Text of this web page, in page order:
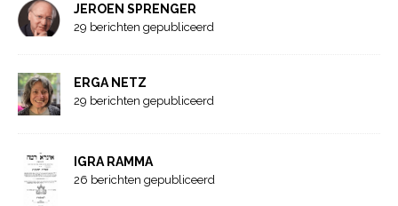
JEROEN SPRENGER
29 berichten gepubliceerd
ERGA NETZ
29 berichten gepubliceerd
IGRA RAMMA
26 berichten gepubliceerd